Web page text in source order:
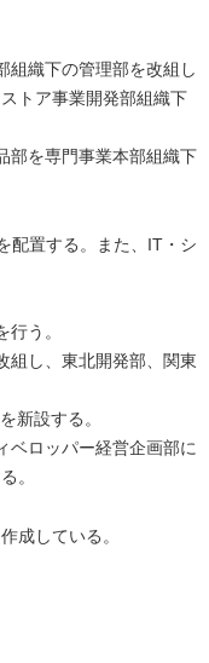
組織下の管理部を改組し
トア事業開発部組織下
部を専門事業本部組織下
配置する。また、IT・シ
う。
組し、東北開発部、関東
新設する。
ベロッパー経営企画部に
。
成している。